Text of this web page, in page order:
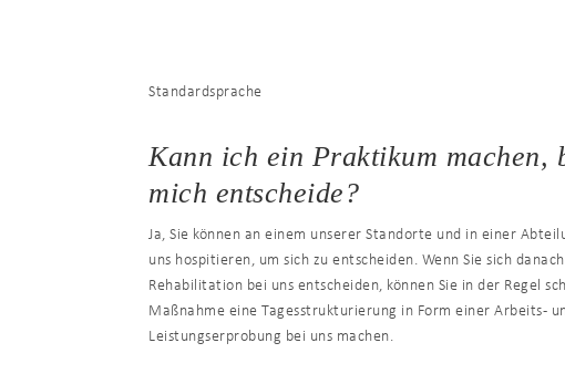
Standardsprache
Kann ich ein Praktikum machen,
mich entscheide?
Ja, Sie können an einem unserer Standorte und in einer
uns hospitieren, um sich zu entscheiden. Wenn Sie sich
Rehabilitation bei uns entscheiden, können Sie in der Regel
Maßnahme eine Tagesstrukturierung in Form einer Arbeits-
Leistungserprobung bei uns machen.